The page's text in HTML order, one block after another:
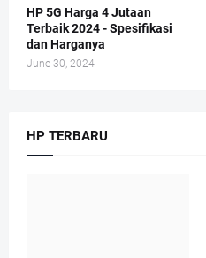
HP 5G Harga 4 Jutaan
Terbaik 2024 - Spesifikasi
dan Harganya
June 30, 2024
HP TERBARU